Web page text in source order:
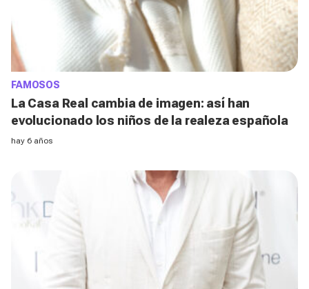
FAMOSOS
La Casa Real cambia de imagen: así han
evolucionado los niños de la realeza española
hay 6 años